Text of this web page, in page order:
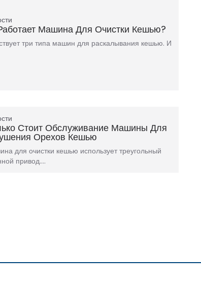
Машина Для Очистки Кешью?
три типа машин для раскалывания кешью. И
Стоит Обслуживание Машины Для
Орехов Кешью
для очистки кешью использует треугольный
привод.…